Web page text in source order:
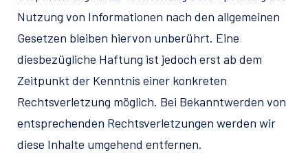
Nutzung von Informationen nach den allgemeinen
Gesetzen bleiben hiervon unberührt. Eine
diesbezügliche Haftung ist jedoch erst ab dem
Zeitpunkt der Kenntnis einer konkreten
Rechtsverletzung möglich. Bei Bekanntwerden von
entsprechenden Rechtsverletzungen werden wir
diese Inhalte umgehend entfernen.